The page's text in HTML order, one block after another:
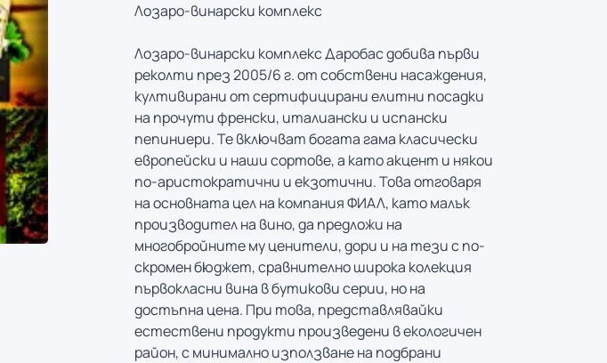
Лозаро-винарски комплекс
Лозаро-винарски комплекс Даробас добива първи
реколти през 2005/6 г. от собствени насаждения,
култивирани от сертифицирани елитни посадки
на прочути френски, италиански и испански
пепиниери. Те включват богата гама класически
европейски и наши сортове, а като акцент и някои
по-аристократични и екзотични. Това отговаря
на основната цел на компания ФИАЛ, като малък
производител на вино, да предложи на
многобройните му ценители, дори и на тези с по-
скромен бюджет, сравнително широка колекция
първокласни вина в бутикови серии, но на
достъпна цена. При това, представлявайки
естествени продукти произведени в екологичен
район, с минимално използване на подбрани